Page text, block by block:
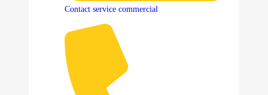
Contact service commercial